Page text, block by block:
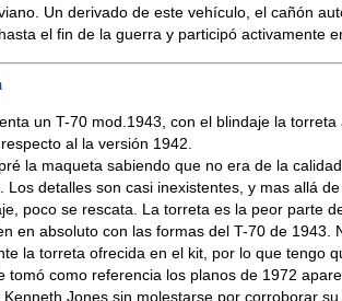
Un derivado de este vehículo, el cañón
el fin de la guerra y participó activamente
un T-70 mod.1943, con el blindaje la
al la versión 1942.
la maqueta sabiendo que no era de la
Los detalles son casi inexistentes, y mas allá
poco se rescata. La torreta es la peor parte
en absoluto con las formas del T-70 de 1943.
la torreta ofrecida en el kit, por lo que tengo
tomó como referencia los planos de 1972
Kenneth Jones sin molestarse por corroborar